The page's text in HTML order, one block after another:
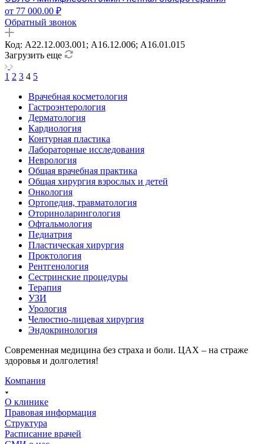
от 77 000.00 ₽
Обратный звонок
Код: А22.12.003.001; A16.12.006; А16.01.015
Загрузить еще
1 2 3 4 5
Врачебная косметология
Гастроэнтерология
Дерматология
Кардиология
Контурная пластика
Лабораторные исследования
Неврология
Общая врачебная практика
Общая хирургия взрослых и детей
Онкология
Ортопедия, травматология
Оториноларингология
Офтальмология
Педиатрия
Пластическая хирургия
Проктология
Рентгенология
Сестринские процедуры
Терапия
УЗИ
Урология
Челюстно-лицевая хирургия
Эндокринология
Современная медицина без страха и боли. ЦАХ – на страже
здоровья и долголетия!
Компания
О клинике
Правовая информация
Структура
Расписание врачей